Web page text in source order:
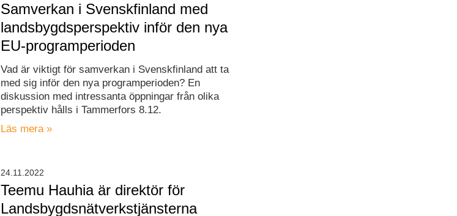
Samverkan i Svenskfinland med
landsbygdsperspektiv inför den nya
EU-programperioden
Vad är viktigt för samverkan i Svenskfinland att ta
med sig inför den nya programperioden? En
diskussion med intressanta öppningar från olika
perspektiv hålls i Tammerfors 8.12.
Läs mera »
Teemu Hauhia är direktör för
Landsbygdsnätverkstjänsterna
24.11.2022